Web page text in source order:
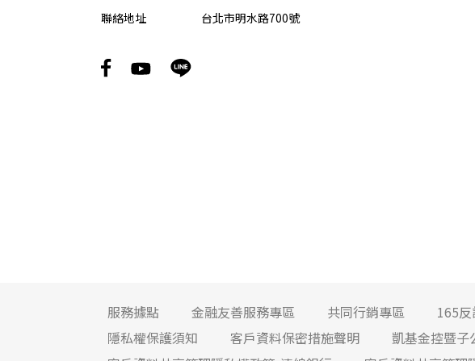
聯絡地址
台北市明水路700號
服務據點 金融友善服務專區 共同行銷專區 165
隱私權保護須知
客戶資料保密措施聲明 凱基金控暨子